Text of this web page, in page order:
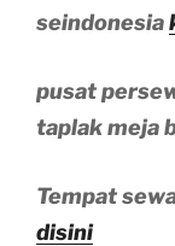
seindonesia
pusat
taplak meja
Tempat
disini